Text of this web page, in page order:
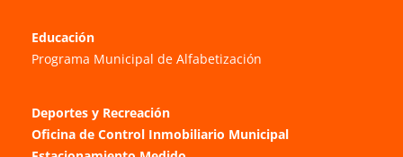
Educación
Programa Municipal de Alfabetización
Deportes y Recreación
Oficina de Control Inmobiliario Municipal